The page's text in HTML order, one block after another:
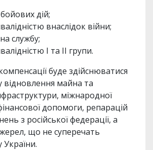
дій;
внаслідок війни;
службу;
I та II групи.
буде здійснюватися
майна та
міжнародної
допомоги, репарацій
з російської федерації, а
що не суперечать
України.